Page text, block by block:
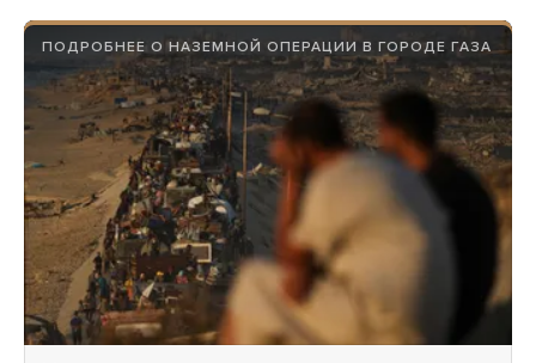
ПОДРОБНЕЕ О НАЗЕМНОЙ ОПЕРАЦИИ В ГОРОДЕ ГАЗА